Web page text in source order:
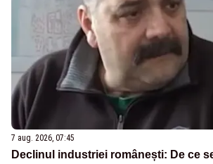
7 aug. 2026, 07:45
Declinul industriei românești: De ce